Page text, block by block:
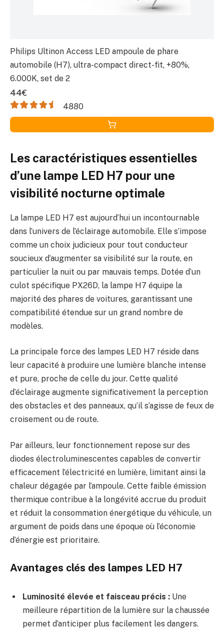
Philips Ultinon Access LED ampoule de phare
automobile (H7), ultra-compact direct-fit, +80%,
6.000K, set de 2
44€
4880
Les caractéristiques essentielles
d’une lampe LED H7 pour une
visibilité nocturne optimale
La lampe LED H7 est aujourd’hui un incontournable
dans l’univers de l’éclairage automobile. Elle s’impose
comme un choix judicieux pour tout conducteur
soucieux d’augmenter sa visibilité sur la route, en
particulier la nuit ou par mauvais temps. Dotée d’un
culot spécifique PX26D, la lampe H7 équipe la
majorité des phares de voitures, garantissant une
compatibilité étendue sur un grand nombre de
modèles.
La principale force des lampes LED H7 réside dans
leur capacité à produire une lumière blanche intense
et pure, proche de celle du jour. Cette qualité
d’éclairage augmente significativement la perception
des obstacles et des panneaux, qu’il s’agisse de feux de
croisement ou de route.
Par ailleurs, leur fonctionnement repose sur des
diodes électroluminescentes capables de convertir
efficacement l’électricité en lumière, limitant ainsi la
chaleur dégagée par l’ampoule. Cette faible émission
thermique contribue à la longévité accrue du produit
et réduit la consommation énergétique du véhicule, un
argument de poids dans une époque où l’économie
d’énergie est prioritaire.
Avantages clés des lampes LED H7
Luminosité élevée et faisceau précis : Une
meilleure répartition de la lumière sur la chaussée
permet d’anticiper plus facilement les dangers.